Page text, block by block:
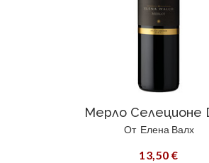
Мерло Селеционе
От Елена Валх
13,50 €